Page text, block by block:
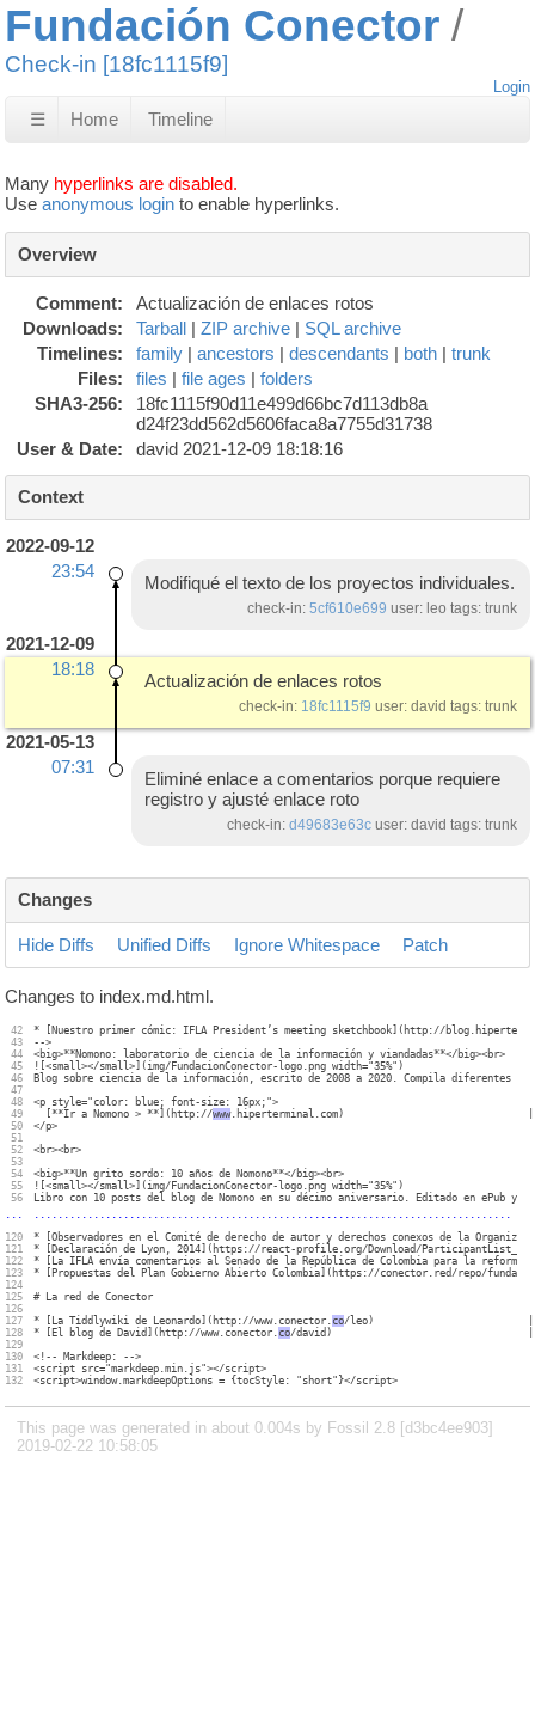
Fundación Conector
Check-in [18fc1115f9]
Login
☰ Home Timeline
Many hyperlinks are disabled.
Use anonymous login to enable hyperlinks.
Overview
Comment:
Actualización de enlaces rotos
Downloads:
Tarball | ZIP archive | SQL archive
Timelines:
family | ancestors | descendants | both | trunk
Files:
files | file ages | folders
SHA3-256:
18fc1115f90d11e499d66bc7d113db8a
d24f23dd562d5606faca8a7755d31738
User & Date:
david 2021-12-09 18:18:16
Context
2022-09-12
23:54
Modifiqué el texto de los proyectos individuales.
check-in: 5cf610e699 user: leo tags: trunk
2021-12-09
18:18
Actualización de enlaces rotos
check-in: 18fc1115f9 user: david tags: trunk
2021-05-13
07:31
Eliminé enlace a comentarios porque requiere
registro y ajusté enlace roto
check-in: d49683e63cuser: david tags: trunk
Changes
Hide Diffs Unified Diffs Ignore Whitespace Patch
Changes to index.md.html.
42
43
44
45
46
47
48
49
50
51
52
53
54
55
...
120
121
122
123
124
125
126
127
128
129
130
131
* [Nuestro primer cómic: IFLA President’s meeting sketchbook](http://
-->
<big>**Nomono: laboratorio de ciencia de la información y viandadas**</big><br>
![<small></small>](img/FundacionConector-logo.png width="35%")
Blog sobre ciencia de la información, escrito de 2008 a 2020. Compila diferentes
<p style="color: blue; font-size: 16px;">
  [**Ir a Nomono > **](http://
www.hiperterminal.com)
</p>
<br><br>
<big>**Un grito sordo: 10 años de Nomono**</big><br>
![<small></small>](img/FundacionConector-logo.png width="35%")
................................................................................
* [Observadores en el Comité de derecho de autor y derechos conexos de la
* [Declaración de Lyon, 2014](https://react-profile.org/Download/
* [La IFLA envía comentarios al Senado de la República de Colombia para la
* [Propuestas del Plan Gobierno Abierto Colombia](https://conector.red/repo/
# La red de Conector
* [La Tiddlywiki de Leonardo](http://www.conector. co/leo)
* [El blog de David](http://www.conector. co/david)
<!-- Markdeep: -->
<script src="markdeep.min.js"></script>
This page was generated in about 0.004s by Fossil 2.8 [d3bc4ee903]
2019-02-22 10:58:05